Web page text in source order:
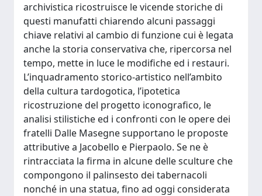
archivistica ricostruisce le vicende storiche di
questi manufatti chiarendo alcuni passaggi
chiave relativi al cambio di funzione cui è legata
anche la storia conservativa che, ripercorsa nel
tempo, mette in luce le modifiche ed i restauri.
L’inquadramento storico-artistico nell’ambito
della cultura tardogotica, l’ipotetica
ricostruzione del progetto iconografico, le
analisi stilistiche ed i confronti con le opere dei
fratelli Dalle Masegne supportano le proposte
attributive a Jacobello e Pierpaolo. Se ne è
rintracciata la firma in alcune delle sculture che
compongono il palinsesto dei tabernacoli
nonché in una statua, fino ad oggi considerata